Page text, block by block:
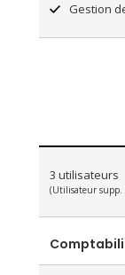
Gestion
3 utilisateurs
(Utilisateur supp.